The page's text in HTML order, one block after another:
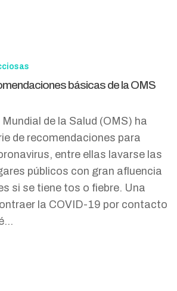
básicas de la OMS
de la Salud (OMS) ha
de recomendaciones para
entre ellas lavarse las
públicos con gran afluencia
si se tiene tos o fiebre. Una
la COVID-19 por contacto